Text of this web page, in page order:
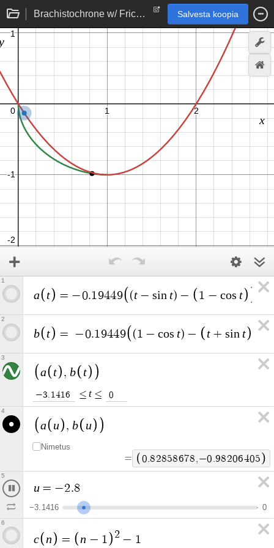
Brachistochrone w/ Friction Final Salvesta koopia
a t = −0.19449 ( t − sin t) − 1 − cos t
1
b t = −0.19449 ( 1 − cos t) − t + sin t
2
a t , b t
−3. 1416 ≤ t ≤ 0
3
a u , b u
Nimetus
= 0.90339766,−0.9941931
4
u = −2.9
−3. 1416 0
5
c n = n − 1 2 − 1
6